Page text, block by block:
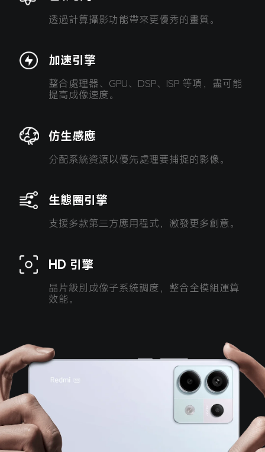
透過計算攝影功能帶來更優秀的畫質。
加速引擎
整合處理器、GPU、DSP、ISP 等項，盡可能
提高成像速度。
仿生感應
分配系統資源以優先處理要捕捉的影像。
生態圈引擎
支援多款第三方應用程式，激發更多創意。
HD 引擎
晶片級別成像子系統調度，整合全模組運算
效能。